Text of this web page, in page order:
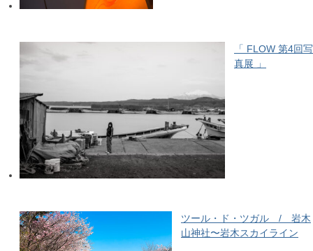
「 FLOW 第4回写
真展 」
ツール・ド・ツガル / 岩木
山神社〜岩木スカイライン